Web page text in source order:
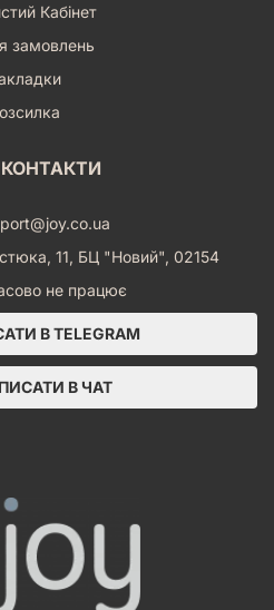
Кабінет
замовлень
11, БЦ "Новий", 02154
не працює
В TELEGRAM
В ЧАТ